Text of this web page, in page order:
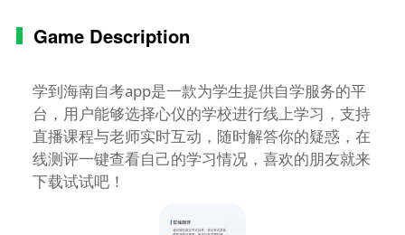
Game Description
学到海南自考app是一款为学生提供自学服务的平
台，用户能够选择心仪的学校进行线上学习，支持
直播课程与老师实时互动，随时解答你的疑惑，在
线测评一键查看自己的学习情况，喜欢的朋友就来
下载试试吧！